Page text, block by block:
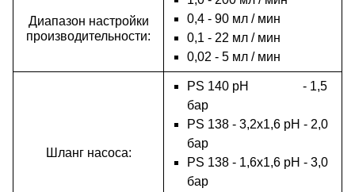
Диапазон настройки
производительности:
0,4 - 90 мл / мин
0,1 - 22 мл / мин
0,02 - 5 мл / мин
Шланг насоса:
PS 140 pH - 1,5
бар
PS 138 - 3,2x1,6 pH - 2,0
бар
PS 138 - 1,6x1,6 pH - 3,0
бар